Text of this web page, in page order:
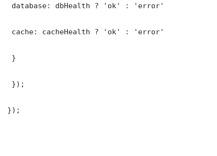
database: dbHealth ? 'ok' : 'error'
cache: cacheHealth ? 'ok' : 'error'
}
});
});